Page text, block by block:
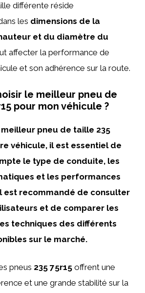
différente réside
les dimensions de la
et du diamètre du
affecter la performance de
et son adhérence sur la route.
le meilleur pneu de
pour mon véhicule ?
pneu de taille 235
véhicule, il est essentiel de
le type de conduite, les
et les performances
est recommandé de consulter
et de comparer les
techniques des différents
sur le marché.
pneus 235 75r15 offrent une
et une grande stabilité sur la